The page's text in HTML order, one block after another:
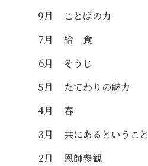
9月
ことばの力
7月
給 食
6月
そうじ
5月
たてわりの魅力
4月
春
3月
共にあるということ
2月
恩師参観